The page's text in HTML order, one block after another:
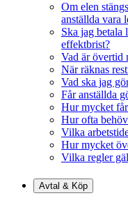
Om elen
anställda vara
Ska jag betala
effektbrist?
Vad är övertid
När räknas
Vad ska jag
Får anställda
Hur mycket
Hur ofta
Vilka
Hur mycket
Vilka regler
Avtal & Köp